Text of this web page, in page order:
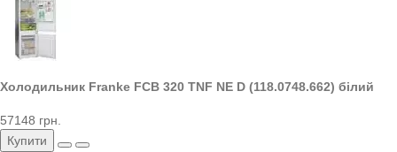
Холодильник Franke FCB 320 TNF NE D (118.0748.662) білий
57148 грн.
Купити